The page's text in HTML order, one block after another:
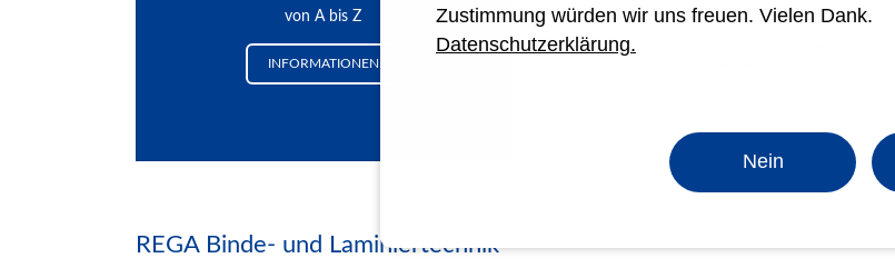
von A bis Z
INFORMATIONEN
Deckblätter, Deckfolien, Spiralen
REGA Binde- und Laminiertechnik
Zustimmung würden wir uns freuen. Vielen Dank.
Datenschutzerklärung.
Nein